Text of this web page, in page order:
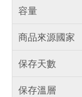
容量
商品來源國家
保存天數
保存溫層